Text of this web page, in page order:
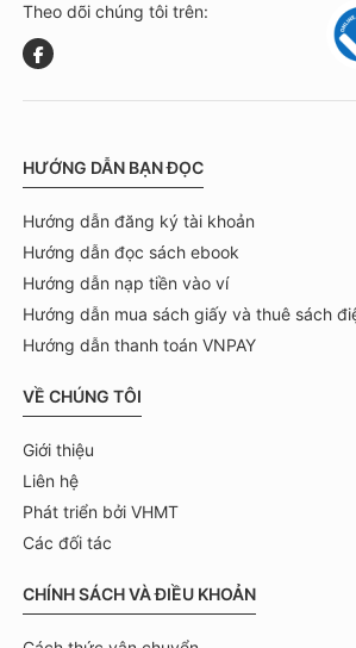
Theo dõi chúng tôi trên:
HƯỚNG DẪN BẠN ĐỌC
Hướng dẫn đăng ký tài khoản
Hướng dẫn đọc sách ebook
Hướng dẫn nạp tiền vào ví
Hướng dẫn mua sách giấy và thuê sách
Hướng dẫn thanh toán VNPAY
VỀ CHÚNG TÔI
Giới thiệu
Liên hệ
Phát triển bởi VHMT
Các đối tác
CHÍNH SÁCH VÀ ĐIỀU KHOẢN